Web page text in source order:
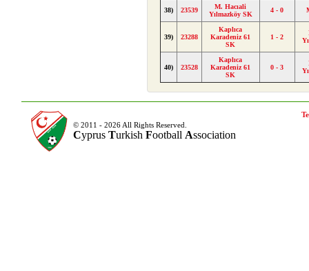
38) 23539
M. Hacıali
Yılmazköy SK
4 - 0
39) 23288
Kaplıca
Karadeniz 61
SK
1 - 2
40) 23528
Kaplıca
Karadeniz 61
SK
0 - 3
© 2011 - 2026 All Rights Reserved.
Cyprus Turkish Football Association